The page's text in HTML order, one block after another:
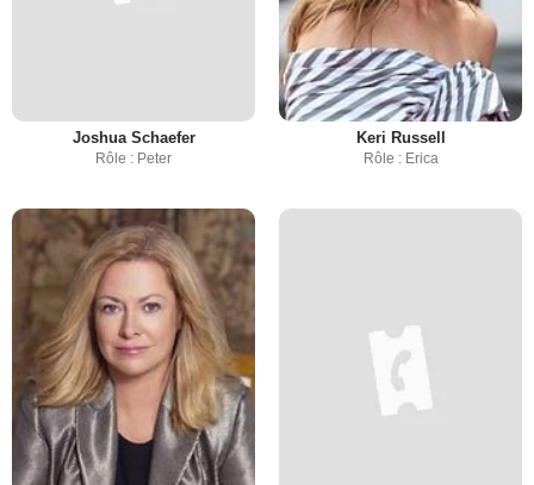
Joshua Schaefer
Rôle : Peter
Keri Russell
Rôle : Erica